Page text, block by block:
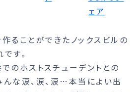
ることができたノックスビルの
す。
のホストスチューデントとの
な涙、涙、涙…本当によい出